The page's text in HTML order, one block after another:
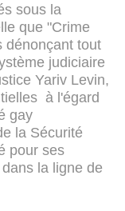
sous la
que "Crime
dénonçant tout
judiciaire
Yariv Levin,
à l'égard
gay
la Sécurité
pour ses
la ligne de